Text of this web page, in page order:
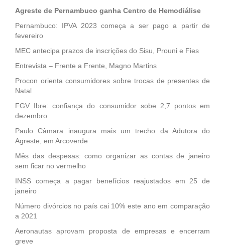
Agreste de Pernambuco ganha Centro de Hemodiálise
Pernambuco: IPVA 2023 começa a ser pago a partir de
fevereiro
MEC antecipa prazos de inscrições do Sisu, Prouni e Fies
Entrevista – Frente a Frente, Magno Martins
Procon orienta consumidores sobre trocas de presentes de
Natal
FGV Ibre: confiança do consumidor sobe 2,7 pontos em
dezembro
Paulo Câmara inaugura mais um trecho da Adutora do
Agreste, em Arcoverde
Mês das despesas: como organizar as contas de janeiro
sem ficar no vermelho
INSS começa a pagar benefícios reajustados em 25 de
janeiro
Número divórcios no país cai 10% este ano em comparação
a 2021
Aeronautas aprovam proposta de empresas e encerram
greve